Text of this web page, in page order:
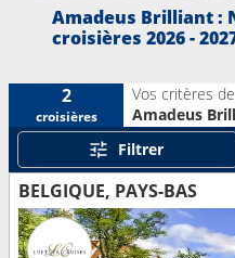
Amadeus Brilliant :
croisières 2026 -
2
croisières
Vos critères
Amadeus
Filtrer
BELGIQUE, PAYS-BAS